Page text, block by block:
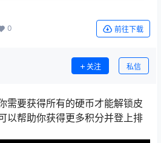
0 前往下载
关注 私信
需要获得所有的硬币才能解锁皮
以帮助你获得更多积分并登上排